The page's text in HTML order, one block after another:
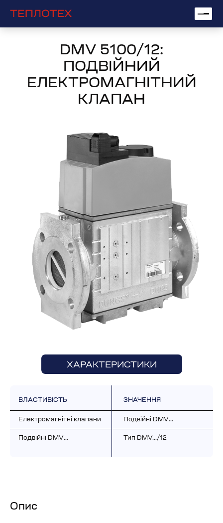
DMV 5100/12:
ПОДВІЙНИЙ
ЕЛЕКТРОМАГНІТНИЙ
КЛАПАН
ХАРАКТЕРИСТИКИ
ВЛАСТИВІСТЬ ЗНАЧЕННЯ
Електромагнітні клапани Подвійні DMV…
Подвійні DMV… Тип DMV.../12
Опис